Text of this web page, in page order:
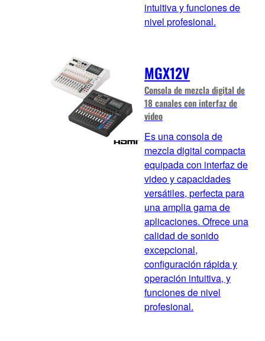
intuitiva y funciones de
nivel profesional.
MGX12V
Consola de mezcla digital de
18 canales con interfaz de
video
Es una consola de
mezcla digital compacta
equipada con interfaz de
video y capacidades
versátiles, perfecta para
una amplia gama de
aplicaciones. Ofrece una
calidad de sonido
excepcional,
configuración rápida y
operación intuitiva, y
funciones de nivel
profesional.